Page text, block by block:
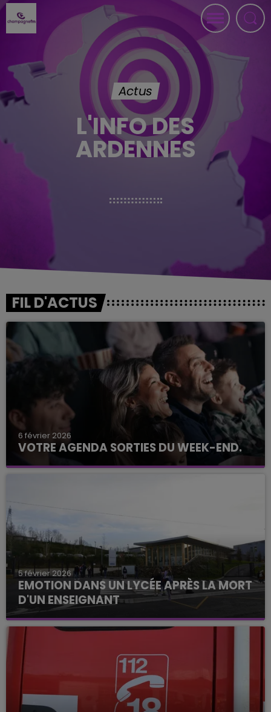
Actus
L'INFO DES
ARDENNES
FIL D'ACTUS
6 février 2026
VOTRE AGENDA SORTIES DU WEEK-END.
5 février 2026
EMOTION DANS UN LYCÉE APRÈS LA MORT
D'UN ENSEIGNANT